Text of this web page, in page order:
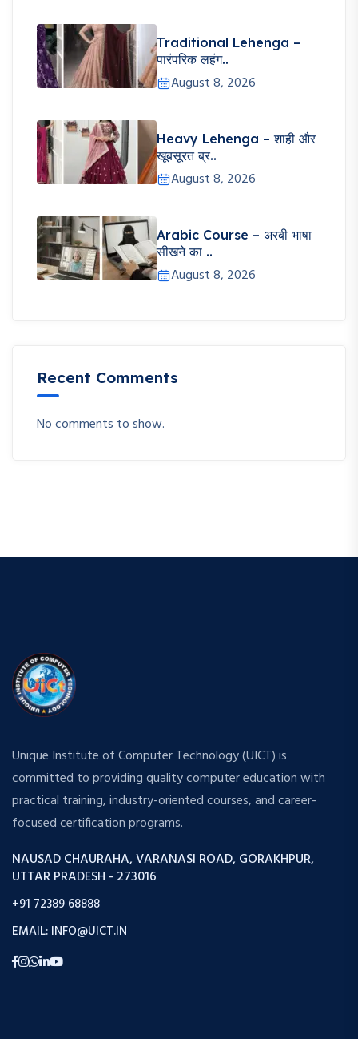
Traditional Lehenga –
पारंपरिक लहंग..
August 8, 2026
Heavy Lehenga – शाही और
खूबसूरत ब्र..
August 8, 2026
Arabic Course – अरबी भाषा
सीखने का ..
August 8, 2026
Recent Comments
No comments to show.
Unique Institute of Computer Technology (UICT) is
committed to providing quality computer education with
practical training, industry-oriented courses, and career-
focused certification programs.
NAUSAD CHAURAHA, VARANASI ROAD, GORAKHPUR,
UTTAR PRADESH - 273016
+91 72389 68888
EMAIL: INFO@UICT.IN